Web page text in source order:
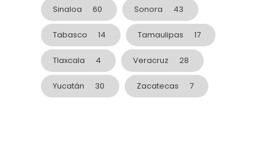
Sinaloa 60 Sonora 43
Tabasco 14 Tamaulipas 17
Tlaxcala 4 Veracruz 28
Yucatán 30 Zacatecas 7